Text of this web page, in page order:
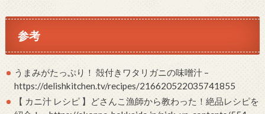
参考
うまみがたっぷり！ 殻付きワタリガニの味噌汁 –
https://delishkitchen.tv/recipes/216620522035741855
【 カニ汁 レシピ 】どさんこ漁師から教わった！絶品レシピを